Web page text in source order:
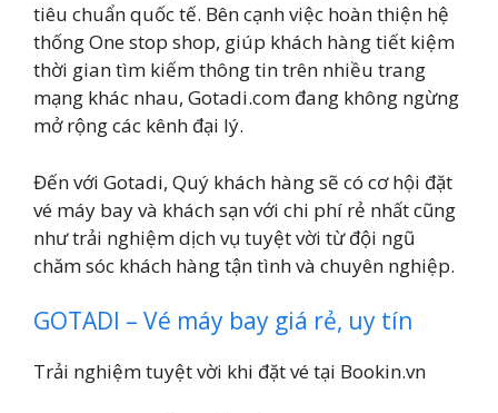
tiêu chuẩn quốc tế. Bên cạnh việc hoàn thiện hệ
thống One stop shop, giúp khách hàng tiết kiệm
thời gian tìm kiếm thông tin trên nhiều trang
mạng khác nhau, Gotadi.com đang không ngừng
mở rộng các kênh đại lý.
Đến với Gotadi, Quý khách hàng sẽ có cơ hội đặt
vé máy bay và khách sạn với chi phí rẻ nhất cũng
như trải nghiệm dịch vụ tuyệt vời từ đội ngũ
chăm sóc khách hàng tận tình và chuyên nghiệp.
GOTADI – Vé máy bay giá rẻ, uy tín
Trải nghiệm tuyệt vời khi đặt vé tại Bookin.vn